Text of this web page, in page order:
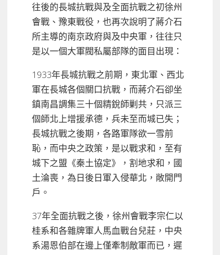
往後的長城抗戰與及全面抗戰之初徐州
會戰、豫東戰役，也再次說明了蔣介石
所主導的南京政府與及中央軍，往往只
是以一個大軍閥私屬部隊的面目出現：
1933年長城抗戰之前期，東北軍、西北
軍在長城各個關口抗戰，而蔣介石卻坐
鎮南昌調集三十個精銳師剿共，只派三
個師北上增援承德，兵未至而城已失；
長城抗戰之後期，各路軍隊欲一雪前
恥，而中央之政策，是以戰求和，至有
城下之盟《秦土協定》，割地求和，國
土淪喪，為日後日軍入侵華北，敞開門
戶。
37年全面抗戰之後，徐州會戰李宗仁以
桂系和各雜牌軍人馬血戰台兒莊，中央
系湯恩伯部在邊上僅牽制敵軍而已，遲